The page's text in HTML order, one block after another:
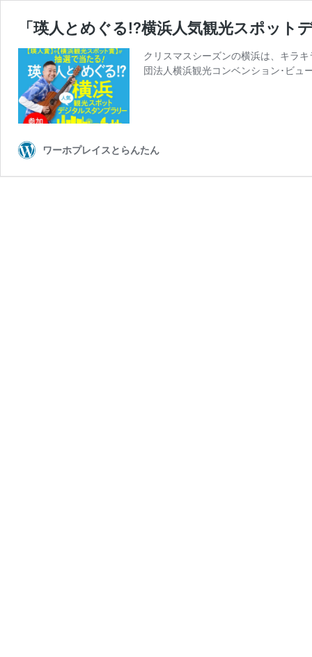
「瑛人とめぐる!?横浜人気観光スポット
クリスマスシーズンの横浜は、キラ
団法人横浜観光コンベンション･ビュ
ワーホプレイスとらんたん